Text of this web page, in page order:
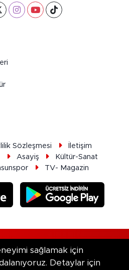
Sözleşmesi
İletişim
Asayiş
Kültür-Sanat
TV- Magazin
sağlamak için
Detaylar için